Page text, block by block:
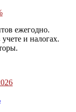
ежегодно.
и налогах.